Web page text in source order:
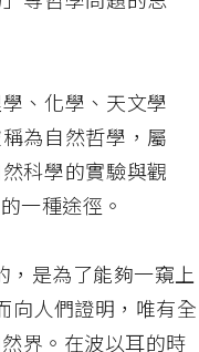
、化學、天文學
為自然哲學，屬
科學的實驗與觀
一種途徑。